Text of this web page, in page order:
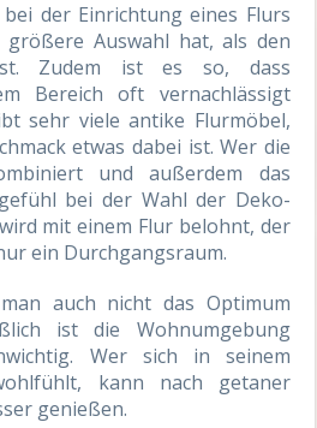
der Einrichtung eines Flurs
Auswahl hat, als den
Zudem ist es so, dass
Bereich oft vernachlässigt
sehr viele antike Flurmöbel,
etwas dabei ist. Wer die
und außerdem das
bei der Wahl der Deko-
mit einem Flur belohnt, der
ein Durchgangsraum.
auch nicht das Optimum
ist die Wohnumgebung
Wer sich in seinem
kann nach getaner
genießen.